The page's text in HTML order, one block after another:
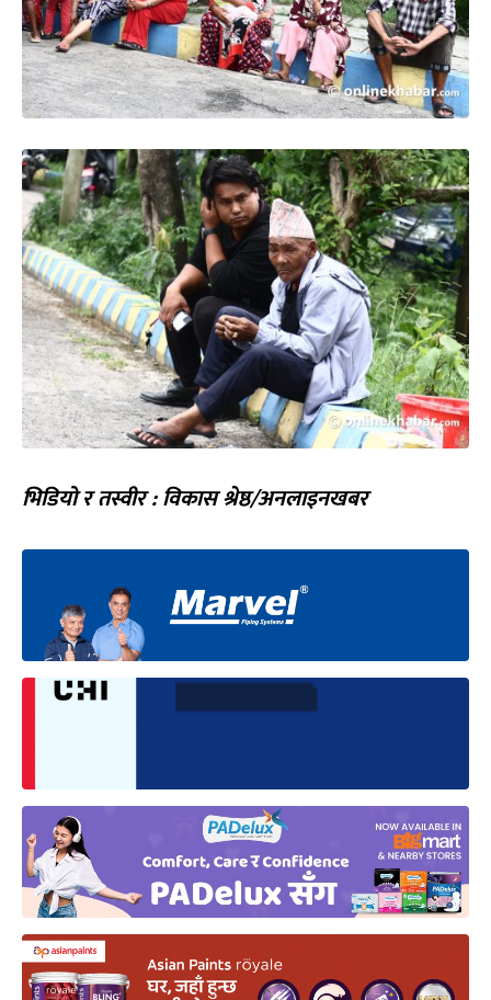
भिडियो र तस्वीर : विकास श्रेष्ठ/अनलाइनखबर